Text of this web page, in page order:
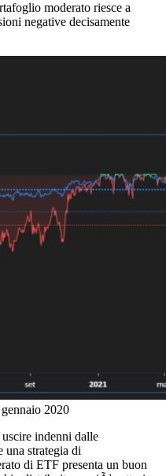
moderato riesce a
negative decisamente
2020
indenni dalle
una strategia di
di ETF presenta un buon